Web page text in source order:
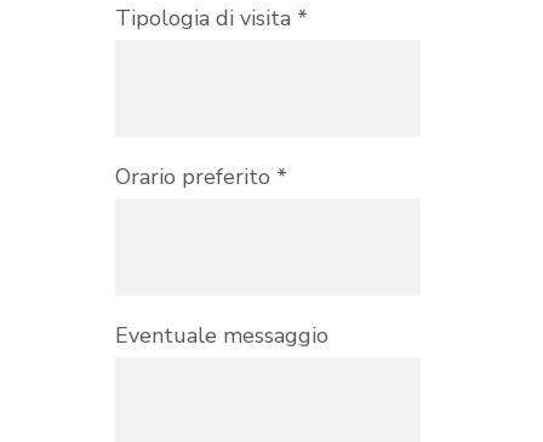
Tipologia di visita *
Orario preferito *
Eventuale messaggio